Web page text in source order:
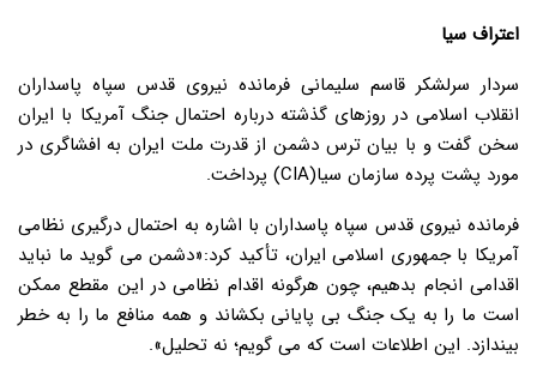
اعتراف سیا
سردار سرلشکر قاسم سلیمانی فرمانده نیروی قدس سپاه پاسداران
انقلاب اسلامی در روزهای گذشته درباره احتمال جنگ آمریکا با ایران
سخن گفت و با بیان ترس دشمن از قدرت ملت ایران به افشاگری در
مورد پشت پرده سازمان سیا(CIA) پرداخت.
فرمانده نیروی قدس سپاه پاسداران با اشاره به احتمال درگیری نظامی
آمریکا با جمهوری اسلامی ایران، تأکید کرد:«دشمن می گوید ما نباید
اقدامی انجام بدهیم، چون هرگونه اقدام نظامی در این مقطع ممکن
است ما را به یک جنگ بی پایانی بکشاند و همه منافع ما را به خطر
بیندازد. این اطلاعات است که می گویم؛ نه تحلیل».